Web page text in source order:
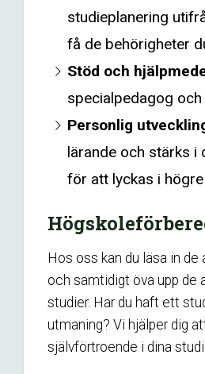
studieplanering
få de behörigheter
Stöd och
specialpedagog
Personlig
lärande och stärks i
för att lyckas i
Hos oss kan du läsa in
och samtidigt öva upp de
studier. Har du haft ett
utmaning? Vi hjälper dig
självförtroende i dina